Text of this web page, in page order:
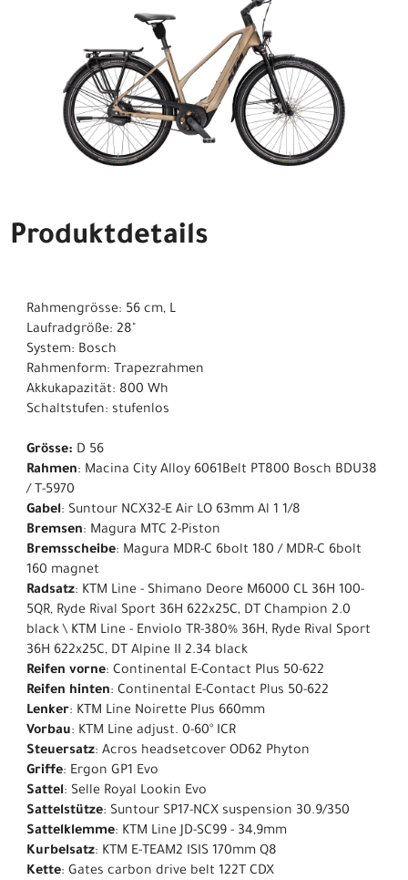
Produktdetails
Rahmengrösse: 56 cm, L
Laufradgröße: 28"
System: Bosch
Rahmenform: Trapezrahmen
Akkukapazität: 800 Wh
Schaltstufen: stufenlos
Grösse: D 56
Rahmen: Macina City Alloy 6061Belt PT800 Bosch BDU38
/ T-5970
Gabel: Suntour NCX32-E Air LO 63mm Al 1 1/8
Bremsen: Magura MTC 2-Piston
Bremsscheibe: Magura MDR-C 6bolt 180 / MDR-C 6bolt
160 magnet
Radsatz: KTM Line - Shimano Deore M6000 CL 36H 100-
5QR, Ryde Rival Sport 36H 622x25C, DT Champion 2.0
black \ KTM Line - Enviolo TR-380% 36H, Ryde Rival Sport
36H 622x25C, DT Alpine II 2.34 black
Reifen vorne: Continental E-Contact Plus 50-622
Reifen hinten: Continental E-Contact Plus 50-622
Lenker: KTM Line Noirette Plus 660mm
Vorbau: KTM Line adjust. 0-60° ICR
Steuersatz: Acros headsetcover OD62 Phyton
Griffe: Ergon GP1 Evo
Sattel: Selle Royal Lookin Evo
Sattelstütze: Suntour SP17-NCX suspension 30.9/350
Sattelklemme: KTM Line JD-SC99 - 34,9mm
Kurbelsatz: KTM E-TEAM2 ISIS 170mm Q8
Kette: Gates carbon drive belt 122T CDX